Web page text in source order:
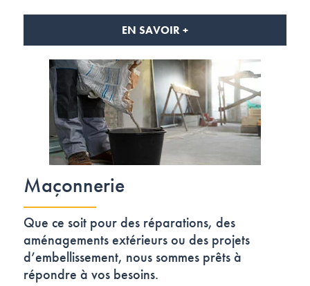
EN SAVOIR +
Maçonnerie
Que ce soit pour des réparations, des
aménagements extérieurs ou des projets
d’embellissement, nous sommes prêts à
répondre à vos besoins.